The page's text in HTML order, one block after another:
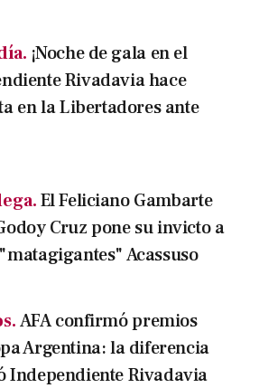
¡Noche de gala en el
Rivadavia hace
en la Libertadores ante
El Feliciano Gambarte
Cruz pone su invicto a
Acassuso
AFA confirmó premios
Argentina: la diferencia
Independiente Rivadavia